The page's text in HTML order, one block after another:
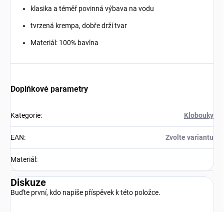
klasika a téměř povinná výbava na vodu
tvrzená krempa, dobře drží tvar
Materiál: 100% bavlna
Doplňkové parametry
Kategorie: Klobouky
EAN: Zvolte variantu
Materiál :
Diskuze
Buďte první, kdo napíše příspěvek k této položce.